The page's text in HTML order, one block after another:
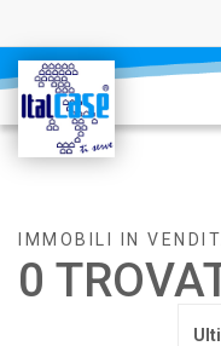
IMMOBILI IN
0